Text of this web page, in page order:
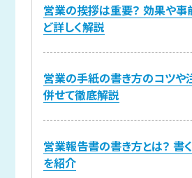
営業の挨拶は重要？ 効果や事
ど詳しく解説
営業の手紙の書き方のコツや
併せて徹底解説
営業報告書の書き方とは？ 書
を紹介